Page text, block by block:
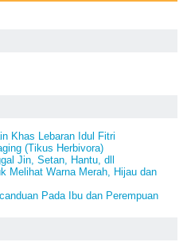
Khas Lebaran Idul Fitri
(Tikus Herbivora)
Jin, Setan, Hantu, dll
Melihat Warna Merah, Hijau dan
Pada Ibu dan Perempuan